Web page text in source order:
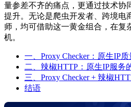
量参差不齐的痛点，更通过技术协
提升。无论是爬虫开发者、跨境电
师，均可借助这一黄金组合，在复
机。
一、Proxy Checker：原生IP
二、辣椒HTTP：原生IP服务
三、Proxy Checker + 辣椒
结语